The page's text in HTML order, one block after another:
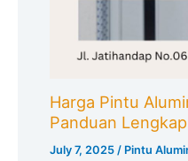
Harga Pintu
Panduan
July 7, 2025 / Pintu